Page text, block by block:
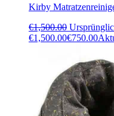
Kirby
€1,500.00
€1,500.00€750.00